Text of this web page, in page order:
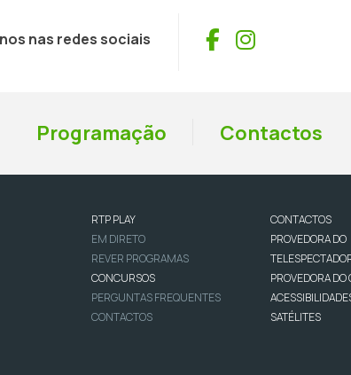
nas redes sociais Facebook
Instagram
Programação Contactos
RTP PLAY
EM DIRETO
REVER PROGRAMAS
CONCURSOS
PERGUNTAS FREQUENTES
CONTACTOS
CONTACTOS
PROVEDORA DO
PROVEDORA
SATÉLITES